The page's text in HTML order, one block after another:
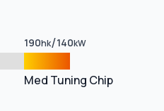
190hk/140kW
Med Tuning Chip